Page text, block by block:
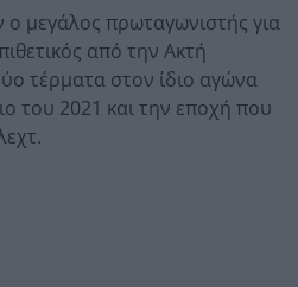
μεγάλος πρωταγωνιστής για
από την Ακτή
τέρματα στον ίδιο αγώνα
του 2021 και την εποχή που